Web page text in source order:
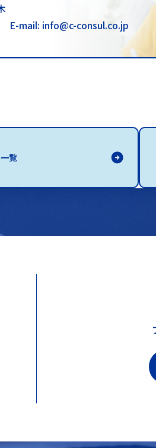
E-mail: info@c-consul.co.jp
覧